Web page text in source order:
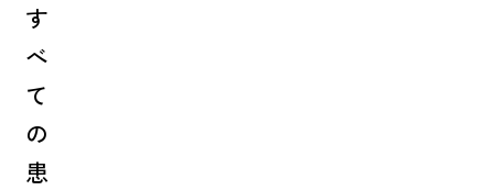
す
べ
て
の
患